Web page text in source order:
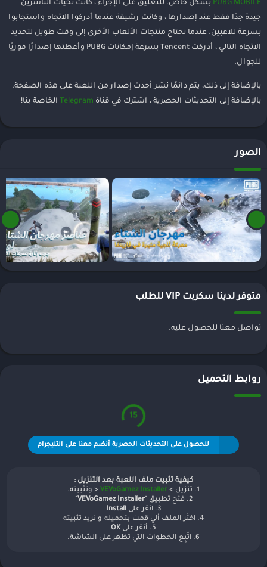
PUBG MOBILE بشكل خاص. للتعليق على الإجراء ، كانت تحيات الناشرين
جيدة جدًا فقط عند إصدارها ، وكانت رشيقة عندما أدركوا الاتجاه واستجابوا
بسرعة للاعبين. عندما تحتاج منتجات الألعاب الأخرى إلى وقت طويل لتحديد
الاتجاه التالي ، أدركت Tencent بسرعة إمكانات PUBG وأعطتها إصدارًا فوريًا
للجوال.
بالإضافة إلى ذلك، يتم دائمًا نشر أحدث إصدار من اللعبة على هذه الصفحة.
بالإضافة إلى التحديثات الحصرية ، اشترك في قناة Telegram الخاصة بنا!
الصور
متوفر لدينا سكربت VIP للطلب
تواصل معنا للحصول عليه.
روابط التحميل
15
للحصول على التحديثات الحصرية أنضم معنا على التليجرام
كيفية تثبيت ملف اللعبة بعد التنزيل :
1. تنزيل >
VEVoGamez Installer < وتثبيته.
2. فتح تطبيق "
VEVoGamez Installer
"
3. انقر على
Install
4. اختَر الملف ألي قمت بتحميله و تريد تثبيته
5. أنقر على
OK
6. اتّبِع الخطوات التي تظهر على الشاشة.